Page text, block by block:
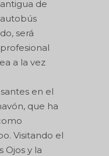
de
será
a la vez
en el
que ha
Visitando el
Ojos y la